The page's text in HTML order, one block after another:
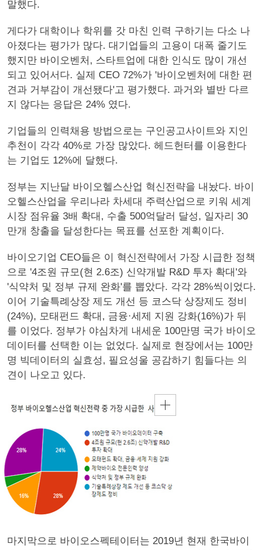
말했다.
게다가 대학이나 학위를 갓 마친 인력 구하기는 다소 나
아졌다는 평가가 많다. 대기업들의 고용이 대폭 줄기도
했지만 바이오벤처, 스타트업에 대한 인식도 많이 개선
되고 있어서다. 실제 CEO 72%가 '바이오벤처에 대한 편
견과 거부감이 개선됐다'고 평가했다. 과거와 별반 다르
지 않다는 응답은 24% 였다.
기업들의 인력채용 방법으로는 구인공고사이트와 지인
추천이 각각 40%로 가장 많았다. 헤드헌터를 이용한다
는 기업도 12%에 달했다.
정부는 지난달 바이오헬스산업 혁신전략을 내놨다. 바이
오헬스산업을 우리나라 차세대 주력산업으로 키워 세계
시장 점유율 3배 확대, 수출 500억달러 달성, 일자리 30
만개 창출을 달성한다는 목표를 선포한 계획이다.
바이오기업 CEO들은 이 혁신전략에서 가장 시급한 정책
으로 '4조원 규모(현 2.6조) 신약개발 R&D 투자 확대'와
'식약처 및 정부 규제 완화'를 뽑았다. 각각 28%씩이었다.
이어 기술특례상장 제도 개선 등 코스닥 상장제도 정비
(24%), 모태펀드 확대, 금융·세제 지원 강화(16%)가 뒤
를 이었다. 정부가 야심차게 내세운 100만명 국가 바이오
데이터를 선택한 이는 없었다. 실제로 현장에서는 100만
명 빅데이터의 실효성, 필요성울 공감하기 힘들다는 의
견이 나오고 있다.
마지막으로 바이오스펙테이터는 2019년 현재 한국바이